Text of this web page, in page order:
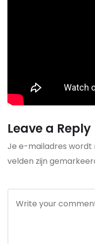
Leave a Reply
Je e-mailadres wordt
velden zijn